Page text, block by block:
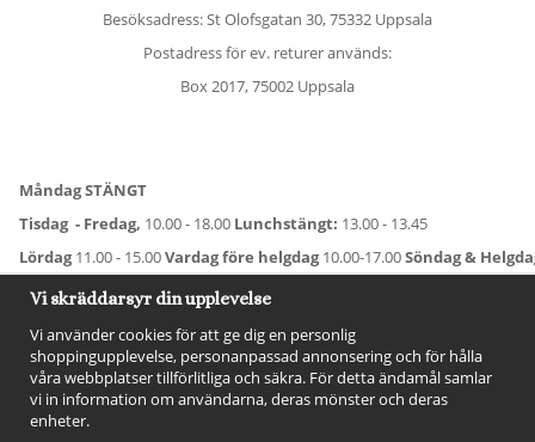
Besöksadress: St Olofsgatan 30, 75332 Uppsala
Postadress för ev. returer används:
Box 2017, 75002 Uppsala
Måndag STÄNGT
Tisdag - Fredag, 10.00 - 18.00 Lunchstängt: 13.00 - 13.45
Lördag11.00 - 15.00Vardag före helgdag10.00-17.00Söndag &
För avvikande öppettider:Titta här
Vi skräddarsyr din upplevelse
Vi använder cookies för att ge dig en personlig
shoppingupplevelse, personanpassad annonsering och för hålla
våra webbplatser tillförlitliga och säkra. För detta ändamål samlar
vi in information om användarna, deras mönster och deras
enheter.